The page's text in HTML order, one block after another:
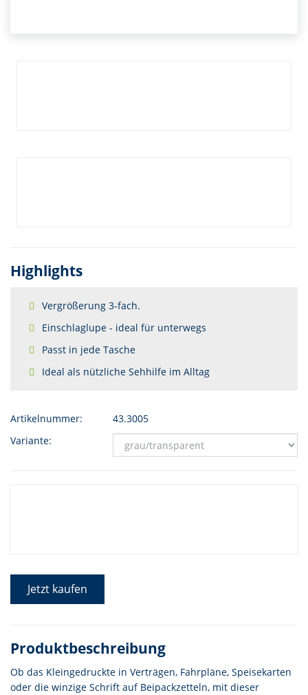
Highlights
Vergrößerung 3-fach.
Einschlaglupe - ideal für unterwegs
Passt in jede Tasche
Ideal als nützliche Sehhilfe im Alltag
Artikelnummer:
43.3005
Variante:
Jetzt kaufen
Produktbeschreibung
Ob das Kleingedruckte in Verträgen, Fahrpläne, Speisekarten
oder die winzige Schrift auf Beipackzetteln, mit dieser